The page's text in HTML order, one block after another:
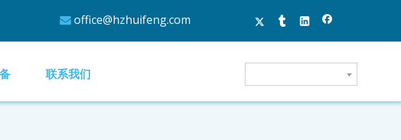
 office@hzhuifeng.com
联系我们